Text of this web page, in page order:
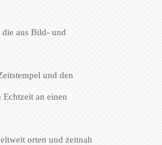
aus Bild- und
und den
an einen
orten und zeitnah